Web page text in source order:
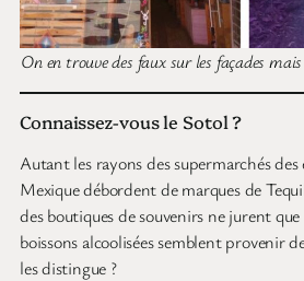
On en trouve des faux sur les façades
Connaissez-vous le Sotol ?
Autant les rayons des supermarchés
Mexique débordent de marques de
des boutiques de souvenirs ne jurent
boissons alcoolisées semblent provenir
les distingue ?